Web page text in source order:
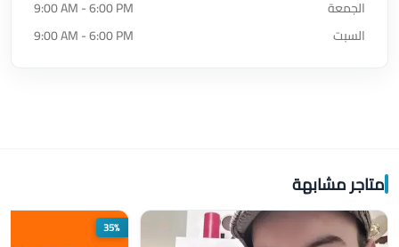
الجمعة
9:00 AM - 6:00 PM
السبت
9:00 AM - 6:00 PM
متاجر مشابهة
35%